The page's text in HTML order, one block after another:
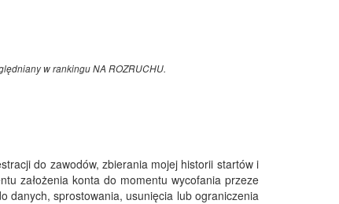
w rankingu NA ROZRUCHU.
do zawodów, zbierania mojej historii startów i
założenia konta do momentu wycofania przeze
danych, sprostowania, usunięcia lub ograniczenia